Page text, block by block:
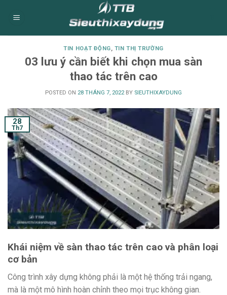
TIN HOẠT ĐỘNG, TIN THỊ TRƯỜNG
03 lưu ý cần biết khi chọn mua sàn
thao tác trên cao
POSTED ON 28 THÁNG 7, 2022BY SIEUTHIXAYDUNG
28
Th7
Khái niệm về sàn thao tác trên cao và phân loại
cơ bản
Công trình xây dựng không phải là một hệ thống trải ngang,
mà là một mô hình hoàn chỉnh theo mọi trục không gian.